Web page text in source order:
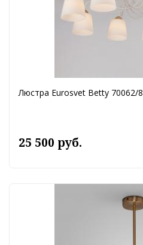
Люстра Eurosvet Betty 70062/8
25 500 руб.